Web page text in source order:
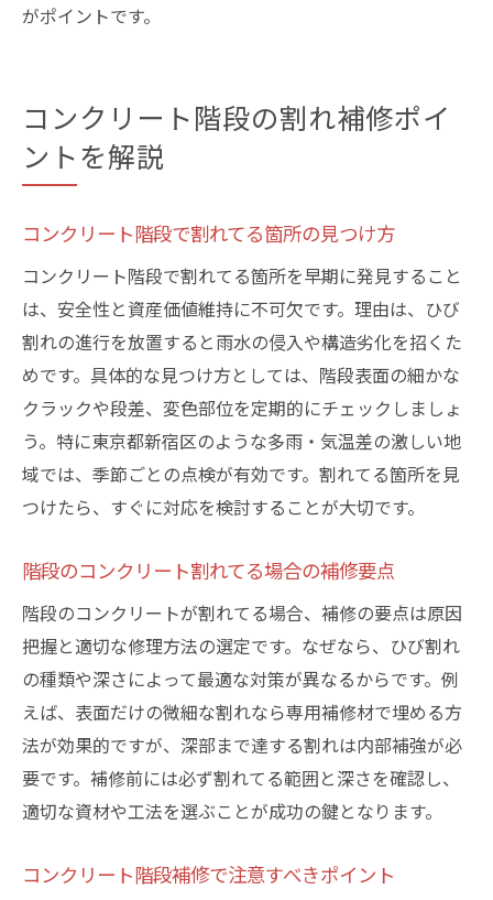
がポイントです。
コンクリート階段の割れ補修ポイ
ントを解説
コンクリート階段で割れてる箇所の見つけ方
コンクリート階段で割れてる箇所を早期に発見すること
は、安全性と資産価値維持に不可欠です。理由は、ひび
割れの進行を放置すると雨水の侵入や構造劣化を招くた
めです。具体的な見つけ方としては、階段表面の細かな
クラックや段差、変色部位を定期的にチェックしましょ
う。特に東京都新宿区のような多雨・気温差の激しい地
域では、季節ごとの点検が有効です。割れてる箇所を見
つけたら、すぐに対応を検討することが大切です。
階段のコンクリート割れてる場合の補修要点
階段のコンクリートが割れてる場合、補修の要点は原因
把握と適切な修理方法の選定です。なぜなら、ひび割れ
の種類や深さによって最適な対策が異なるからです。例
えば、表面だけの微細な割れなら専用補修材で埋める方
法が効果的ですが、深部まで達する割れは内部補強が必
要です。補修前には必ず割れてる範囲と深さを確認し、
適切な資材や工法を選ぶことが成功の鍵となります。
コンクリート階段補修で注意すべきポイント